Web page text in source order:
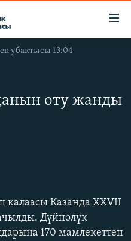
убактысы 13:04
оту жанды
калаасы Казанда XXVII
Дүйнөлүк
170 мамлекеттен